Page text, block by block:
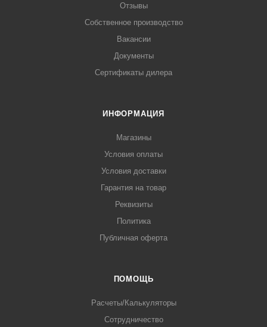
Отзывы
Собственное производство
Вакансии
Документы
Сертификаты дилера
ИНФОРМАЦИЯ
Магазины
Условия оплаты
Условия доставки
Гарантия на товар
Реквизиты
Политика
Публичная оферта
ПОМОЩЬ
Расчеты/Калькуляторы
Сотрудничество